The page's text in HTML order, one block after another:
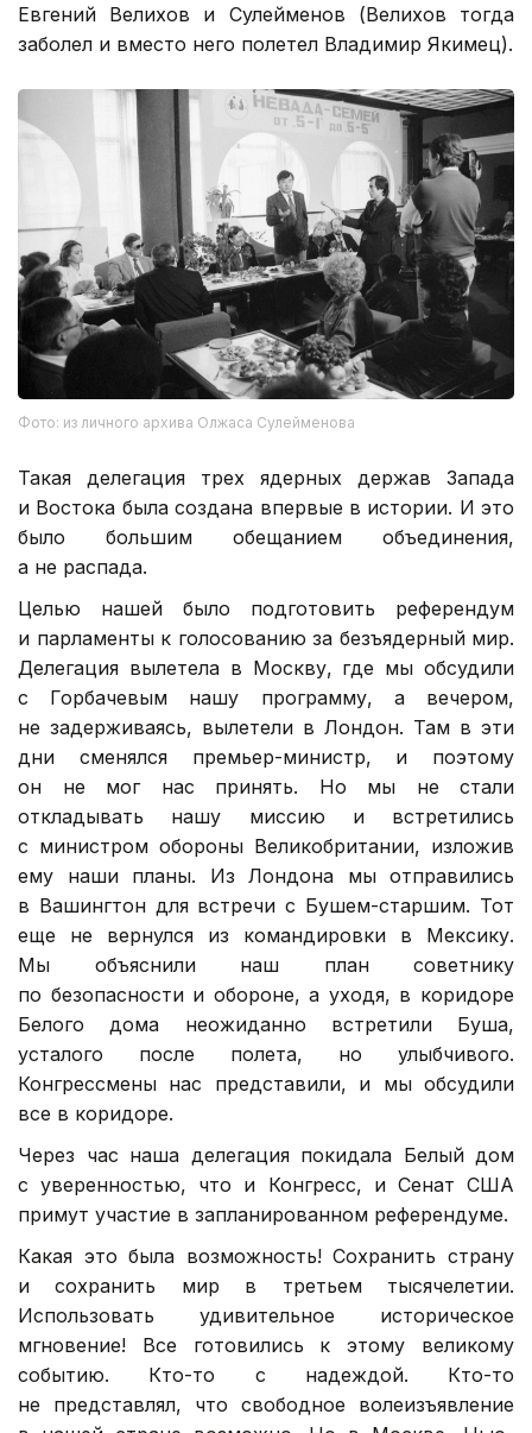
Евгений Велихов и Сулейменов (Велихов тогда
заболел и вместо него полетел Владимир Якимец).
Фото: из личного архива Олжаса Сулейменова
Такая делегация трех ядерных держав Запада
и Востока была создана впервые в истории. И это
было большим обещанием объединения,
а не распада.
Целью нашей было подготовить референдум
и парламенты к голосованию за безъядерный мир.
Делегация вылетела в Москву, где мы обсудили
с Горбачевым нашу программу, а вечером,
не задерживаясь, вылетели в Лондон. Там в эти
дни сменялся премьер-министр, и поэтому
он не мог нас принять. Но мы не стали
откладывать нашу миссию и встретились
с министром обороны Великобритании, изложив
ему наши планы. Из Лондона мы отправились
в Вашингтон для встречи с Бушем-старшим. Тот
еще не вернулся из командировки в Мексику.
Мы объяснили наш план советнику
по безопасности и обороне, а уходя, в коридоре
Белого дома неожиданно встретили Буша,
усталого после полета, но улыбчивого.
Конгрессмены нас представили, и мы обсудили
все в коридоре.
Через час наша делегация покидала Белый дом
с уверенностью, что и Конгресс, и Сенат США
примут участие в запланированном референдуме.
Какая это была возможность! Сохранить страну
и сохранить мир в третьем тысячелетии.
Использовать удивительное историческое
мгновение! Все готовились к этому великому
событию. Кто-то с надеждой. Кто-то
не представлял, что свободное волеизъявление